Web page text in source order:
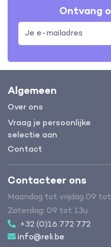
Ontvang
Algemeen
Over ons
Vraag je persoonlijke
selectie aan
Contact
Contacteer ons
Maandag tot vrijdag 09
Zaterdag: 09 tot 13u
+32 (0)16 772 772
info@reli.be